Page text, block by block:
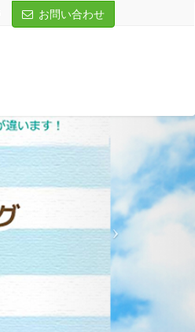
お問い合わせ